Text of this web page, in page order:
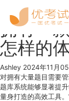
拥有一
怎样的
Ashley 2024年11月
对拥有大量题目需要
题库系统能够显著提
量身打造的高效工具